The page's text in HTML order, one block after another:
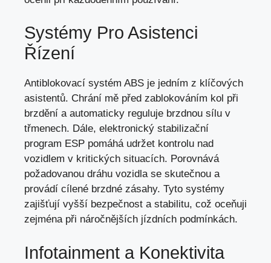
Systémy Pro Asistenci
Řízení
Antiblokovací systém ABS je jedním z klíčových
asistentů. Chrání mě před zablokováním kol při
brzdění a automaticky reguluje brzdnou sílu v
třmenech. Dále, elektronický stabilizační
program ESP pomáhá udržet kontrolu nad
vozidlem v kritických situacích. Porovnává
požadovanou dráhu vozidla se skutečnou a
provádí cílené brzdné zásahy. Tyto systémy
zajišťují vyšší bezpečnost a stabilitu, což oceňuji
zejména při náročnějších jízdních podmínkách.
Infotainment a Konektivita